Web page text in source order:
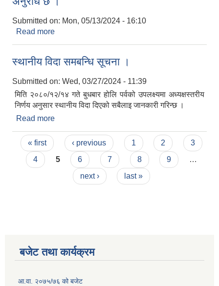
Submitted on: Mon, 05/13/2024 - 16:10
Read more
स्थानीय विदा समबन्धि सूचना ।
Submitted on: Wed, 03/27/2024 - 11:39
मिति २०८०/१२/१४ गते बुधबार होलि पर्वको उपलक्ष्यमा अध्यक्षस्तरीय
निर्णय अनुसार स्थानीय विदा दिएको सबैलाइ जानकारी गरिन्छ ।
Read more
Pages
« first ‹ previous 1 2
3
4
5 6 7 8 9
…
next ›
last »
बजेट तथा कार्यक्रम
आ.वा. २०७५/७६ को बजेट